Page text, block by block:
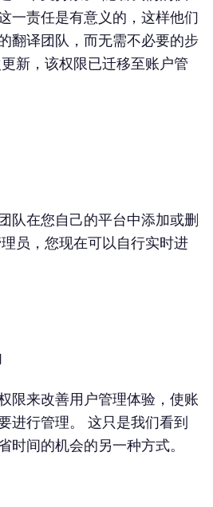
一责任是有意义的，这样他们
翻译团队，而无需不必要的步
新，该权限已迁移至账户管
队在您自己的平台中添加或删
员，您现在可以自行实时进
限来改善用户管理体验，使账
进行管理。 这只是我们看到
时间的机会的另一种方式。